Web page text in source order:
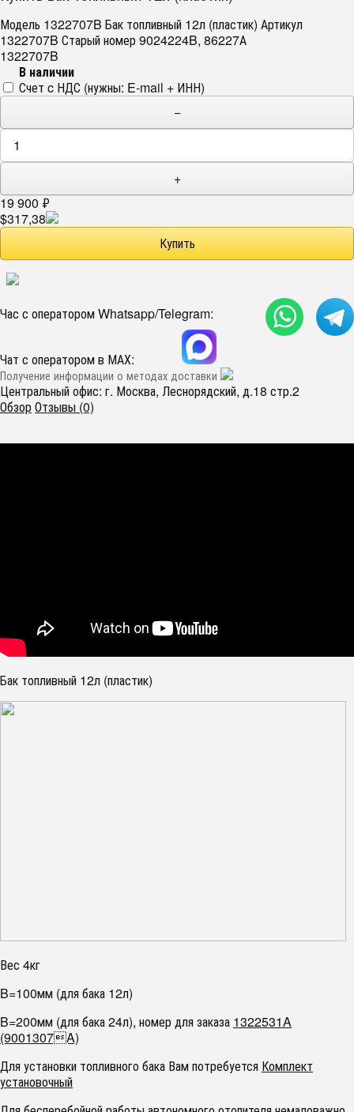
Модель 1322707B Бак топливный 12л (пластик) Артикул
1322707B Старый номер 9024224B, 86227А
1322707B
В наличии
Счет c НДС (нужны: E-mail + ИНН)
−
+
19 900 ₽
$317,38
Час с оператором Whatsapp/Telegram:
Чат с оператором в МАХ:
Получение информации о методах доставки
Центральный офис: г. Москва, Леснорядский, д.18 стр.2
ОбзорОтзывы (0)
Бак топливный 12л (пластик)
Вес 4кг
B=100мм (для бака 12л)
B=200мм (для бака 24л), номер для заказа 1322531A
(9001307A)
Для установки топливного бака Вам потребуется Комплект
установочный